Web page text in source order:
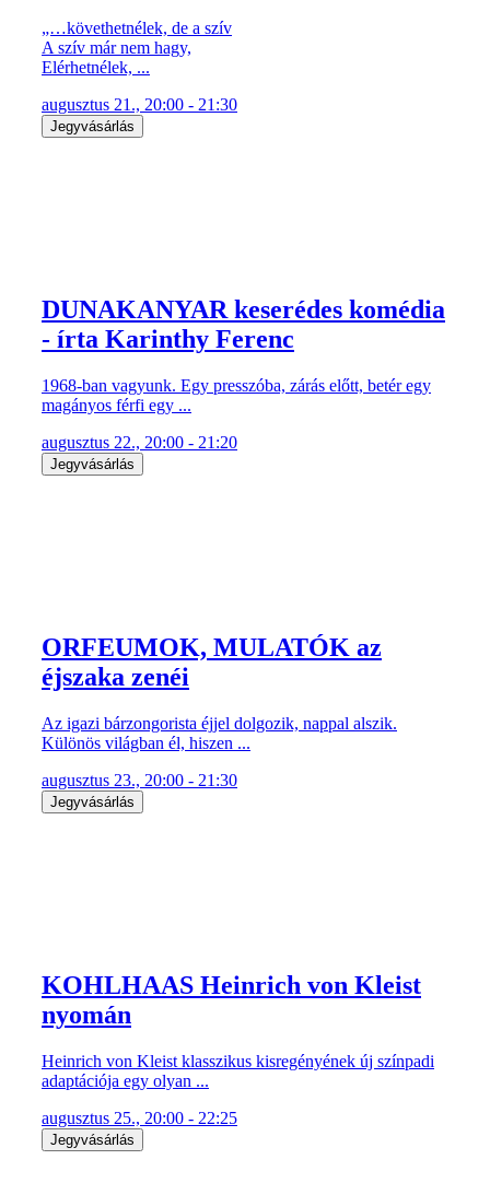
„…követhetnélek, de a szív
A szív már nem hagy,
Elérhetnélek, ...
augusztus 21., 20:00 - 21:30
Jegyvásárlás
DUNAKANYAR keserédes komédia
- írta Karinthy Ferenc
1968-ban vagyunk. Egy presszóba, zárás előtt, betér egy
magányos férfi egy ...
augusztus 22., 20:00 - 21:20
Jegyvásárlás
ORFEUMOK, MULATÓK az
éjszaka zenéi
Az igazi bárzongorista éjjel dolgozik, nappal alszik.
Különös világban él, hiszen ...
augusztus 23., 20:00 - 21:30
Jegyvásárlás
KOHLHAAS Heinrich von Kleist
nyomán
Heinrich von Kleist klasszikus kisregényének új színpadi
adaptációja egy olyan ...
augusztus 25., 20:00 - 22:25
Jegyvásárlás